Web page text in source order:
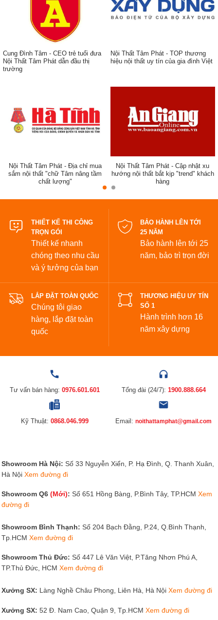
Cung Đình Tâm - CEO trẻ tuổi đưa
Nội Thất Tâm Phát dẫn đầu thị
trường
Nội Thất Tâm Phát - TOP thương
hiệu nội thất uy tín của gia đình Việt
Nội Thất Tâm Phát - Địa chỉ mua
sắm nội thất "chữ Tâm nâng tầm
chất lượng"
Nội Thất Tâm Phát - Cập nhật xu
hướng nội thất bắt kịp "trend" khách
hàng
THIẾT KẾ THI CÔNG
TRỌN GÓI
Thiết kế nhanh
chóng theo nhu cầu
và ý tưởng của bạn
BẢO HÀNH LÊN TỚI
25 NĂM
Bảo hành lên tới 25
năm, bảo trì trọn đời
LẮP ĐẶT TOÀN QUỐC
Chúng tôi giao
hàng, lắp đặt toàn
quốc
THƯƠNG HIỆU UY TÍN
SỐ 1
Hành trình hơn 16
năm xây dựng
Tư vấn bán hàng: 0976.601.601 Tổng đài (24/7): 1900.888.664
Kỹ Thuật: 0868.046.999 Email: noithattamphat@gmail.com
Showroom Hà Nội: Số 33 Nguyễn Xiển, P. Hạ Đình, Q. Thanh Xuân,
Hà Nội Xem đường đi
Showroom Q6 (Mới): Số 651 Hồng Bàng, P.Bình Tây, TP.HCM Xem
đường đi
Showroom Bình Thạnh: Số 204 Bạch Đằng, P.24, Q.Bình Thạnh,
Tp.HCM Xem đường đi
Showroom Thủ Đức: Số 447 Lê Văn Việt, P.Tăng Nhơn Phú A,
TP.Thủ Đức, HCM Xem đường đi
Xưởng SX: Làng Nghề Châu Phong, Liên Hà, Hà Nội Xem đường đi
Xưởng SX: 52 Đ. Nam Cao, Quận 9, Tp.HCM Xem đường đi